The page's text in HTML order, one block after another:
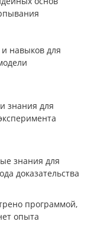
навыков для
знания для
знания для
доказательства
программой,
опыта